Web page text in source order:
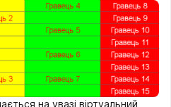
на увазі віртуальний